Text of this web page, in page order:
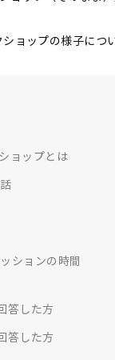
ョップの様子につ
ョップとは
ションの時間
答した方
答した方